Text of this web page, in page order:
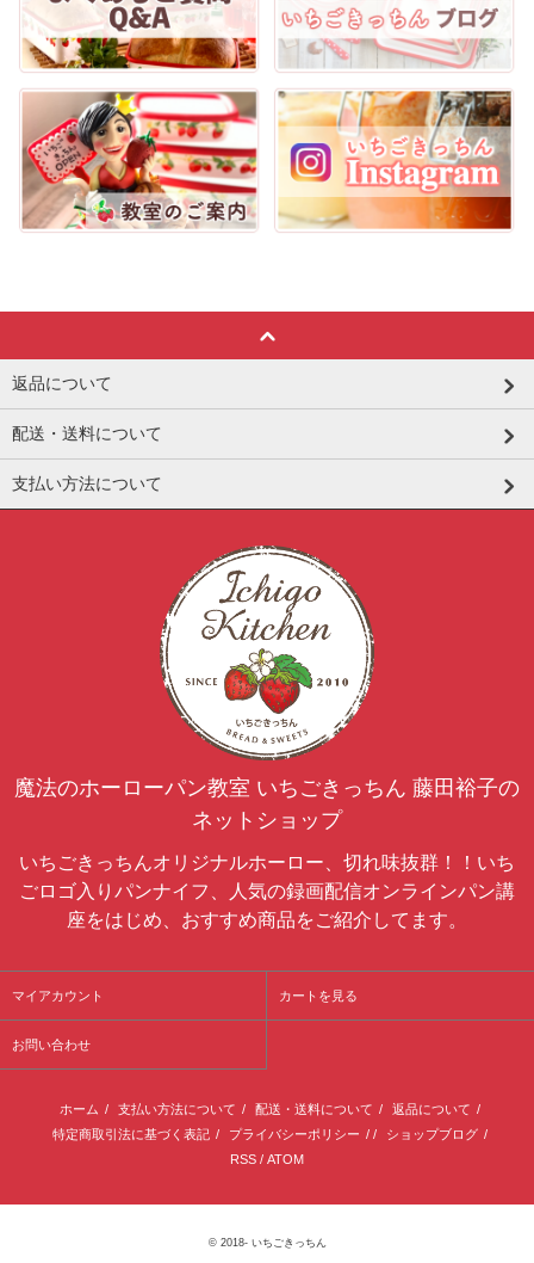
返品について
配送・送料について
支払い方法について
魔法のホーローパン教室 いちごきっちん 藤田裕子の
ネットショップ
いちごきっちんオリジナルホーロー、切れ味抜群！！いち
ごロゴ入りパンナイフ、人気の録画配信オンラインパン講
座をはじめ、おすすめ商品をご紹介してます。
マイアカウント カートを見る
お問い合わせ
ホーム / 支払い方法について / 配送・送料について / 返品について /
特定商取引法に基づく表記 / プライバシーポリシー / / ショップブログ /
RSS / ATOM
© 2018-いちごきっちん